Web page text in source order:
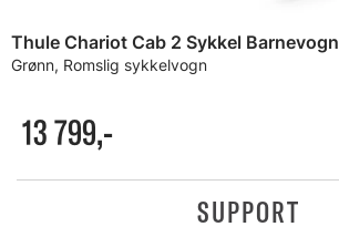
Thule Chariot Cab 2 Sykkel Barnevogn
Grønn, Romslig sykkelvogn
13 799,-
SUPPORT